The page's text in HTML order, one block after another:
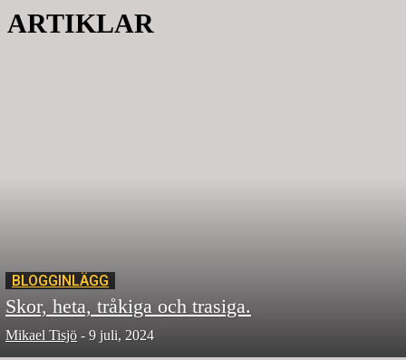
ARTIKLAR
BLOGGINLÄGG
Skor, heta, tråkiga och trasiga.
Mikael Tisjö - 9 juli, 2024